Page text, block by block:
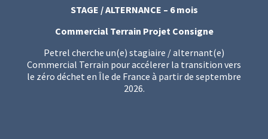
STAGE / ALTERNANCE – 6 mois
Commercial Terrain Projet Consigne
Petrel cherche un(e) stagiaire / alternant(e)
Commercial Terrain pour accélerer la transition vers
le zéro déchet en Île de France à partir de septembre
2026.